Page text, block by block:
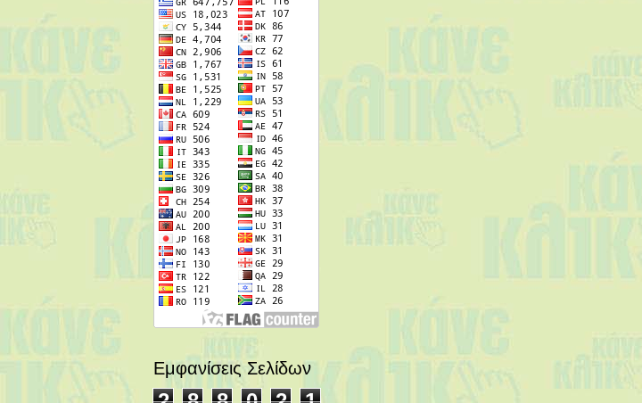
Εμφανίσεις Σελίδων